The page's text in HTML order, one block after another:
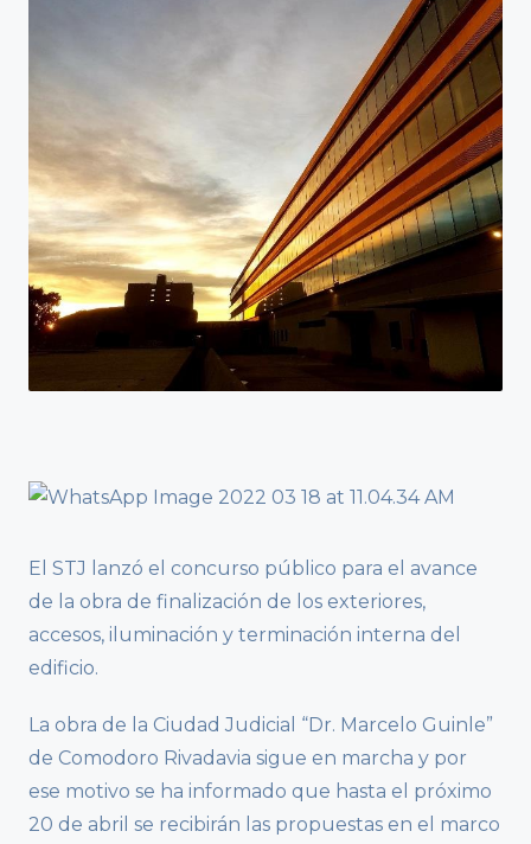
El STJ lanzó el concurso público para el avance
de la obra de finalización de los exteriores,
accesos, iluminación y terminación interna del
edificio.
La obra de la Ciudad Judicial “Dr. Marcelo Guinle”
de Comodoro Rivadavia sigue en marcha y por
ese motivo se ha informado que hasta el próximo
20 de abril se recibirán las propuestas en el marco